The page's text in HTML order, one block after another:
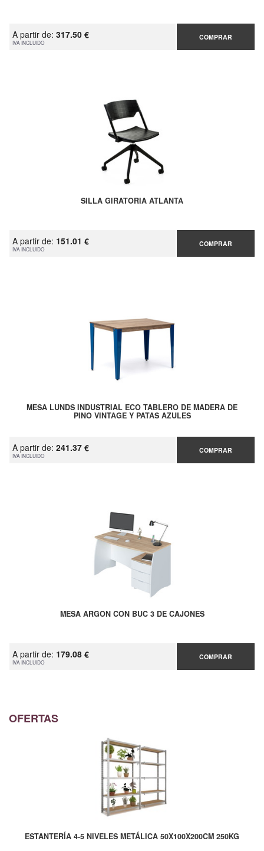
A partir de: 317.50 €
IVA INCLUIDO
COMPRAR
SILLA GIRATORIA ATLANTA
A partir de: 151.01 €
IVA INCLUIDO
COMPRAR
MESA LUNDS INDUSTRIAL ECO TABLERO DE MADERA DE
PINO VINTAGE Y PATAS AZULES
A partir de: 241.37 €
IVA INCLUIDO
COMPRAR
MESA ARGON CON BUC 3 DE CAJONES
A partir de: 179.08 €
IVA INCLUIDO
COMPRAR
OFERTAS
ESTANTERÍA 4-5 NIVELES METÁLICA 50X100X200CM 250KG